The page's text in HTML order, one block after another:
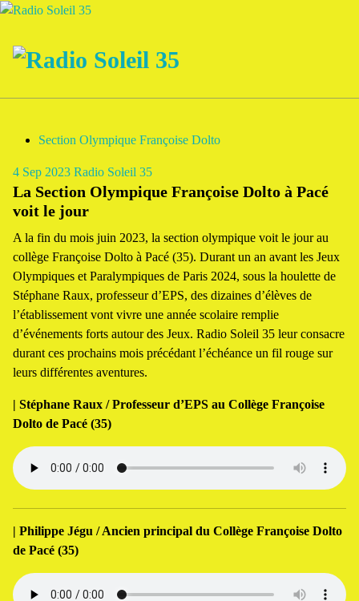
Aller
contenu
Section Olympique Françoise Dolto
4 Sep 2023 Radio Soleil 35
La Section Olympique Françoise Dolto à Pacé
voit le jour
A la fin du mois juin 2023, la section olympique voit le jour au
collège Françoise Dolto à Pacé (35). Durant un an avant les Jeux
Olympiques et Paralympiques de Paris 2024, sous la houlette de
Stéphane Raux, professeur d’EPS, des dizaines d’élèves de
l’établissement vont vivre une année scolaire remplie
d’événements forts autour des Jeux. Radio Soleil 35 leur consacre
durant ces prochains mois précédant l’échéance un fil rouge sur
leurs différentes aventures.
| Stéphane Raux / Professeur d’EPS au Collège Françoise
Dolto de Pacé (35)
| Philippe Jégu / Ancien principal du Collège Françoise Dolto
de Pacé (35)